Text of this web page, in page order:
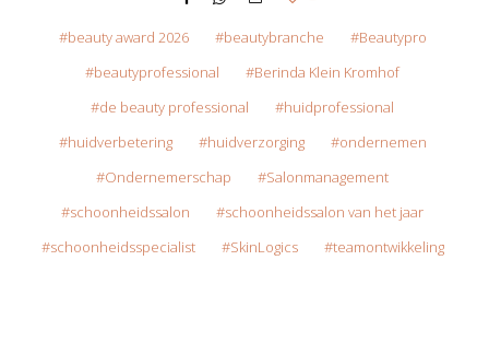
beauty award 2026 beautybranche
Beautypro
beautyprofessional
Berinda Klein Kromhof
de beauty professional
huidprofessional
huidverbetering
huidverzorging
ondernemen
Ondernemerschap
Salonmanagement
schoonheidssalon
schoonheidssalon van het jaar
schoonheidsspecialist
SkinLogics teamontwikkeling